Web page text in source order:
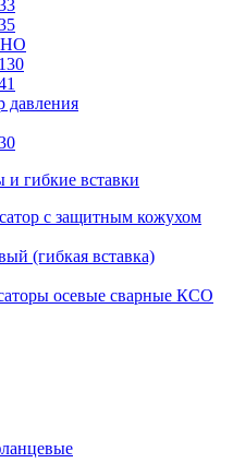
НО
давления
гибкие вставки
с защитным кожухом
(гибкая вставка)
осевые сварные КСО